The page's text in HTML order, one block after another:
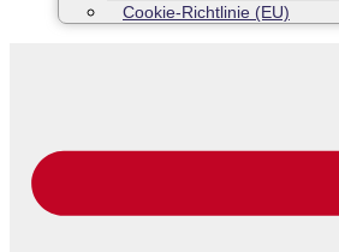
Cookie-Richtlinie (EU)